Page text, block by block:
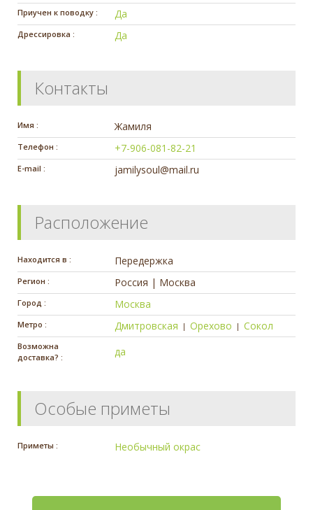
Приучен к поводку : Да
Дрессировка : Да
Контакты
Имя : Жамиля
Телефон : +7-906-081-82-21
E-mail : jamilysoul@mail.ru
Расположение
Находится в : Передержка
Регион : Россия | Москва
Город : Москва
Метро : Дмитровская | Орехово | Сокол
Возможна
доставка? :
да
Особые приметы
Приметы : Необычный окрас